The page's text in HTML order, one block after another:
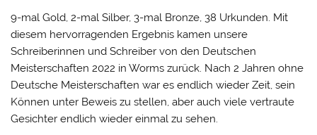
9-mal Gold, 2-mal Silber, 3-mal Bronze, 38 Urkunden. Mit
diesem hervorragenden Ergebnis kamen unsere
Schreiberinnen und Schreiber von den Deutschen
Meisterschaften 2022 in Worms zurück. Nach 2 Jahren ohne
Deutsche Meisterschaften war es endlich wieder Zeit, sein
Können unter Beweis zu stellen, aber auch viele vertraute
Gesichter endlich wieder einmal zu sehen.